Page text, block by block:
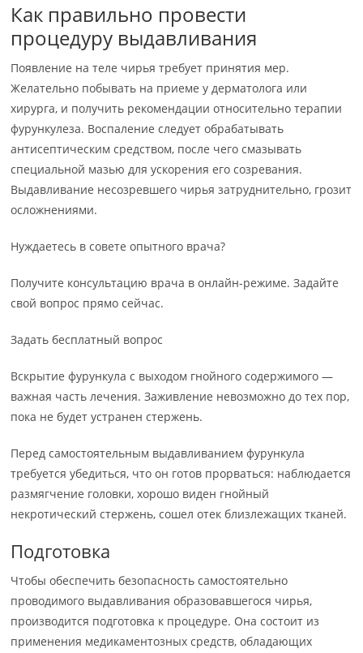
Как правильно провести
процедуру выдавливания
Появление на теле чирья требует принятия мер.
Желательно побывать на приеме у дерматолога или
хирурга, и получить рекомендации относительно терапии
фурункулеза. Воспаление следует обрабатывать
антисептическим средством, после чего смазывать
специальной мазью для ускорения его созревания.
Выдавливание несозревшего чирья затруднительно, грозит
осложнениями.
Нуждаетесь в совете опытного врача?
Получите консультацию врача в онлайн-режиме. Задайте
свой вопрос прямо сейчас.
Задать бесплатный вопрос
Вскрытие фурункула с выходом гнойного содержимого —
важная часть лечения. Заживление невозможно до тех пор,
пока не будет устранен стержень.
Перед самостоятельным выдавливанием фурункула
требуется убедиться, что он готов прорваться: наблюдается
размягчение головки, хорошо виден гнойный
некротический стержень, сошел отек близлежащих тканей.
Подготовка
Чтобы обеспечить безопасность самостоятельно
проводимого выдавливания образовавшегося чирья,
производится подготовка к процедуре. Она состоит из
применения медикаментозных средств, обладающих